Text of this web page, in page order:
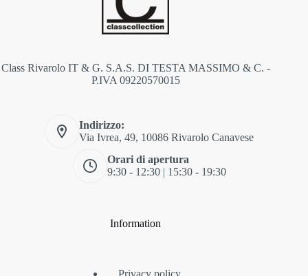
Class Rivarolo IT & G. S.A.S. DI TESTA MASSIMO & C. -
P.IVA 09220570015
Indirizzo:
Via Ivrea, 49, 10086 Rivarolo Canavese
Orari di apertura
9:30 - 12:30 | 15:30 - 19:30
Information
Privacy policy